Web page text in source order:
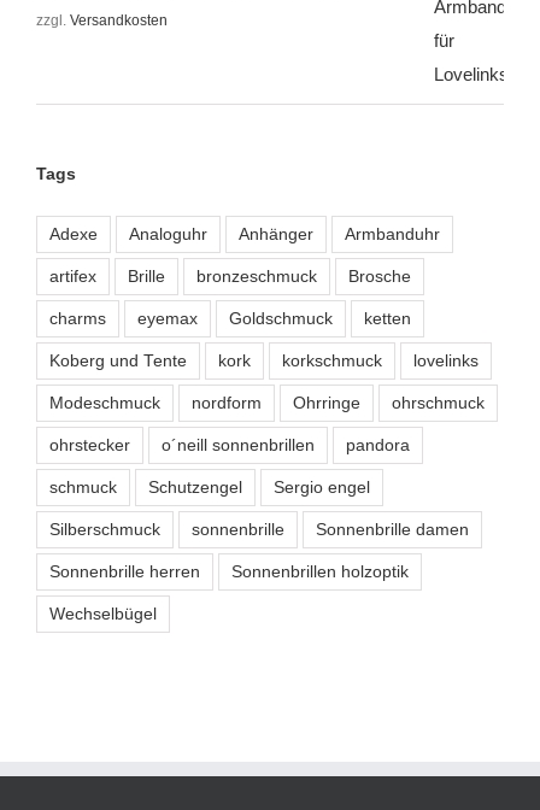
zzgl. Versandkosten
Tags
Adexe Analoguhr Anhänger Armbanduhr
artifex Brille bronzeschmuck Brosche
charms eyemax Goldschmuck ketten
Koberg und Tente kork korkschmuck lovelinks
Modeschmuck nordform Ohrringe ohrschmuck
ohrstecker o´neill sonnenbrillen pandora
schmuck Schutzengel Sergio engel
Silberschmuck sonnenbrille Sonnenbrille damen
Sonnenbrille herren Sonnenbrillen holzoptik
Wechselbügel